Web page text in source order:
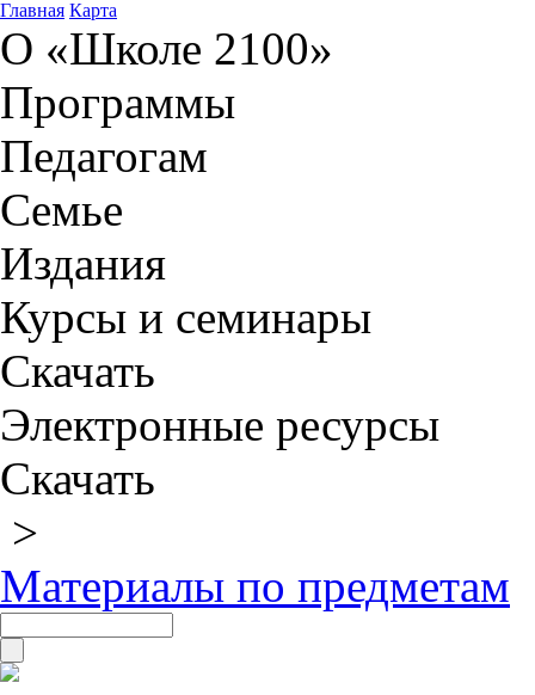
Главная Карта
О «Школе 2100»
Программы
Педагогам
Семье
Издания
Курсы и семинары
Скачать
Электронные ресурсы
Скачать
>
Материалы по предметам